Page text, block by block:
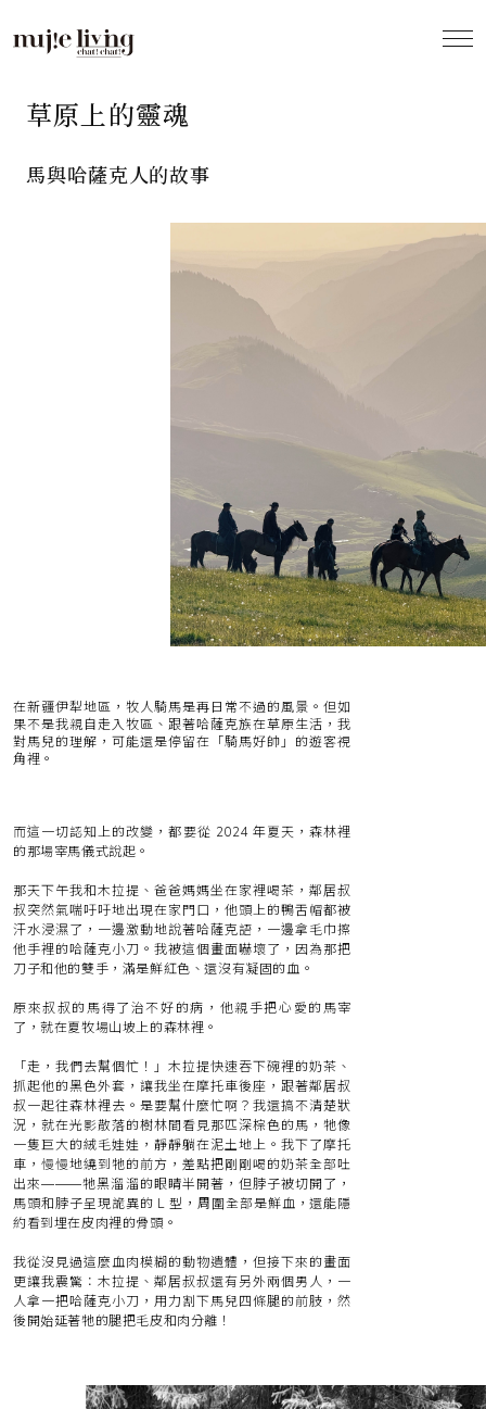
草原上的靈魂
馬與哈薩克人的故事
在新疆伊犁地區，牧人騎馬是再日常不過的風景。但如
果不是我親自走入牧區、跟著哈薩克族在草原生活，我
對馬兒的理解，可能還是停留在「騎馬好帥」的遊客視
角裡。
而這一切認知上的改變，都要從 2024 年夏天，森林裡
的那場宰馬儀式說起。
那天下午我和木拉提、爸爸媽媽坐在家裡喝茶，鄰居叔
叔突然氣喘吁吁地出現在家門口，他頭上的鴨舌帽都被
汗水浸濕了，一邊激動地說著哈薩克語，一邊拿毛巾擦
他手裡的哈薩克小刀。我被這個畫面嚇壞了，因為那把
刀子和他的雙手，滿是鮮紅色、還沒有凝固的血。
原來叔叔的馬得了治不好的病，他親手把心愛的馬宰
了，就在夏牧場山坡上的森林裡。
「走，我們去幫個忙！」木拉提快速吞下碗裡的奶茶、
抓起他的黑色外套，讓我坐在摩托車後座，跟著鄰居叔
叔一起往森林裡去。是要幫什麼忙啊？我還搞不清楚狀
況，就在光影散落的樹林間看見那匹深棕色的馬，牠像
一隻巨大的絨毛娃娃，靜靜躺在泥土地上。我下了摩托
車，慢慢地繞到牠的前方，差點把剛剛喝的奶茶全部吐
出來———牠黑溜溜的眼睛半開著，但脖子被切開了，
馬頭和脖子呈現詭異的 L 型，周圍全部是鮮血，還能隱
約看到埋在皮肉裡的骨頭。
我從沒見過這麼血肉模糊的動物遺體，但接下來的畫面
更讓我震驚：木拉提、鄰居叔叔還有另外兩個男人，一
人拿一把哈薩克小刀，用力割下馬兒四條腿的前肢，然
後開始延著牠的腿把毛皮和肉分離！